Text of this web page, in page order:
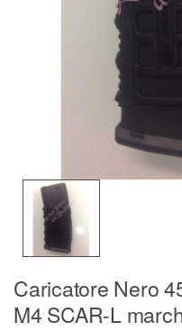
Caricatore Nero
M4 SCAR-L